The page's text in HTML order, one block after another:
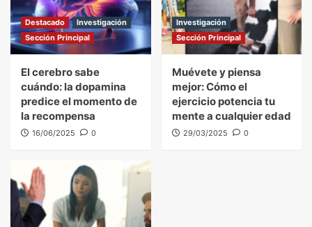
Destacado
Investigación
Sección Principal
El cerebro sabe
cuándo: la dopamina
predice el momento de
la recompensa
16/06/2025 0
Investigación
Sección Principal
Muévete y piensa
mejor: Cómo el
ejercicio potencia tu
mente a cualquier edad
29/03/2025 0